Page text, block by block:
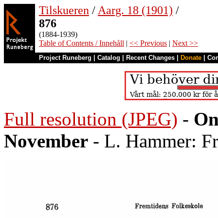
Tilskueren / Aarg. 18 (1901) /
876
(1884-1939)
Table of Contents / Innehåll | << Previous | Next >>
Project Runeberg Catalog Recent Changes Donate
Full resolution (JPEG) -
November - L. Hammer: